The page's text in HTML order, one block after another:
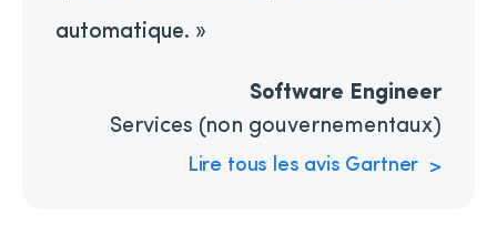
automatique. »
Software Engineer
Services (non gouvernementaux)
Lire tous les avis Gartner